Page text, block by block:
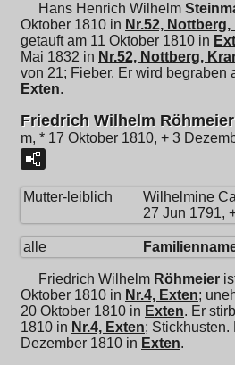
Hans Henrich Wilhelm
Oktober 1810 in Nr.52,
getauft am 11 Oktober 1810 in
Mai 1832 in Nr.52, Nottberg,
von 21; Fieber. Er wird begraben
Exten.
Friedrich Wilhelm Röhmeier
m, * 17 Oktober 1810, + 3
Mutter-leiblich Wilhelmine
27 Jun 1791,
alle
Friedrich Wilhelm Röhmeier
Oktober 1810 in Nr.4, Exten;
20 Oktober 1810 in Exten. Er
1810 in Nr.4, Exten; Stickhusten.
Dezember 1810 in Exten.